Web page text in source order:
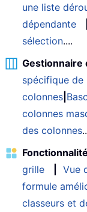
une liste
dépendante
sélection....
Gestionnaire
spécifique de
colonnes
colonnes
des colonnes
grille
Vue
formule
classeurs et